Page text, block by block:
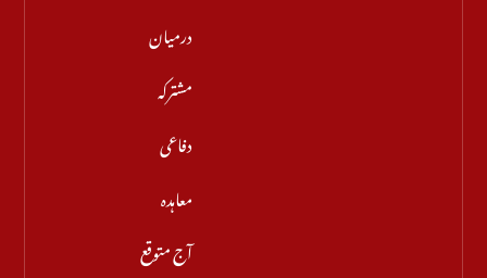
درمیان
مشترکہ
دفاعی
معاہدہ
آج متوقع